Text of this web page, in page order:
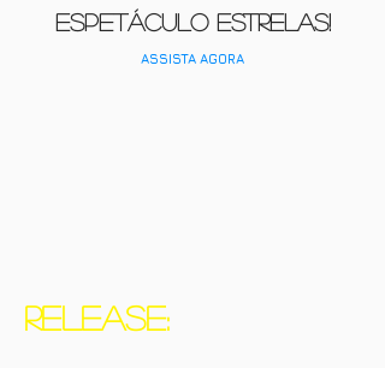
Espetáculo Estrelas!
ASSISTA AGORA
RELEASE: